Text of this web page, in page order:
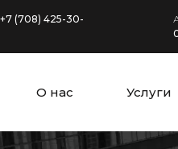
+7 (708) 425-30-
О нас Услуги